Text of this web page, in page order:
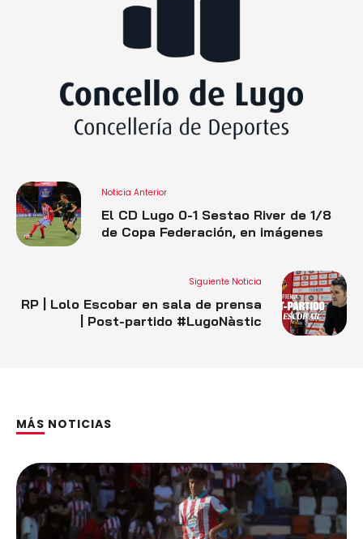
Noticia Anterior
El CD Lugo 0-1 Sestao River de 1/8
de Copa Federación, en imágenes
Siguiente Noticia
RP | Lolo Escobar en sala de prensa
| Post-partido #LugoNàstic
MÁS NOTICIAS